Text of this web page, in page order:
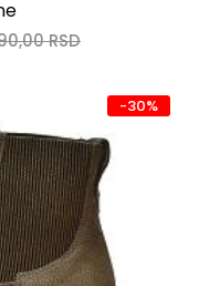
RSD
-30%